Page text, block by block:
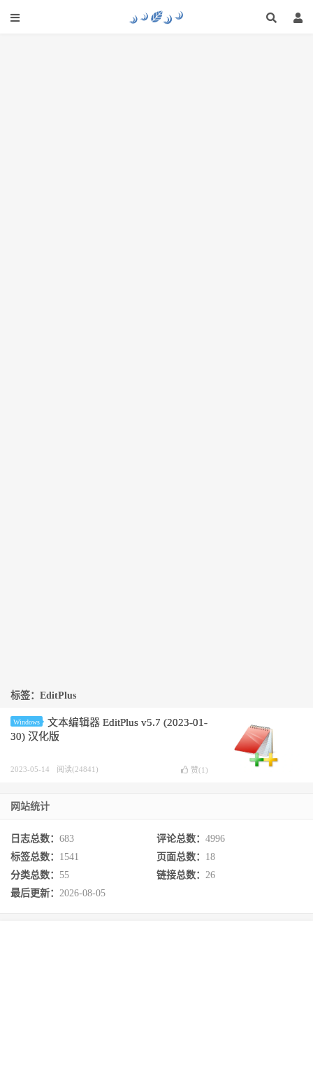
标签：EditPlus
Windows
文本编辑器 EditPlus v5.7 (2023-01-
30) 汉化版
2023-05-14 阅读(24841) 赞(1 )
网站统计
日志总数： 683 评论总数： 4996
标签总数： 1541 页面总数： 18
分类总数： 55 链接总数： 26
最后更新： 2026-08-05